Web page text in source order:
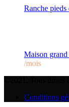
Ranche pieds
Maison grand
/mois
Conditions